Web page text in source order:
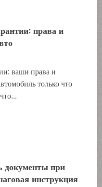
права и
ваши права и
только что
документы при
инструкция